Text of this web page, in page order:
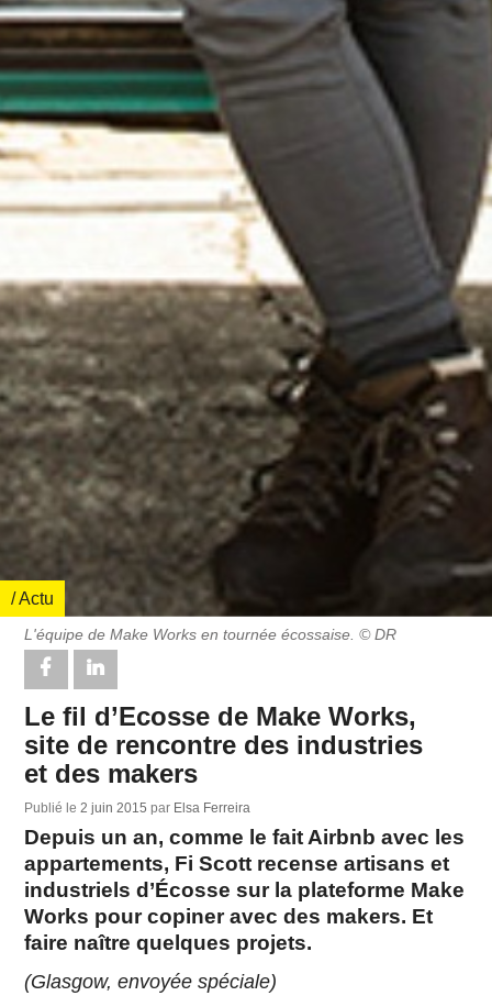
/ Actu
L'équipe de Make Works en tournée écossaise. © DR
Le fil d’Ecosse de Make Works,
site de rencontre des industries
et des makers
Publié le2 juin 2015par Elsa Ferreira
Depuis un an, comme le fait Airbnb avec les
appartements, Fi Scott recense artisans et
industriels d’Écosse sur la plateforme Make
Works pour copiner avec des makers. Et
faire naître quelques projets.
(Glasgow, envoyée spéciale)